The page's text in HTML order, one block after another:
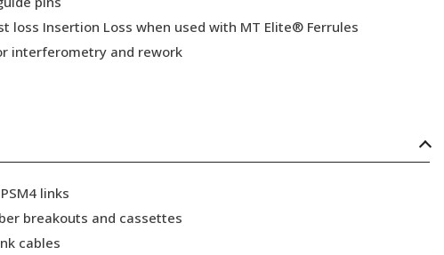
loss Insertion Loss when used with MT Elite® Ferrules
interferometry and rework
links
breakouts and cassettes
cables